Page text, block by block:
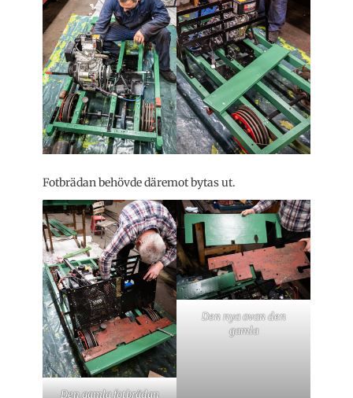
Fotbrädan behövde däremot bytas ut.
Den gamla fotbrädan
Den nya ovan den
gamla